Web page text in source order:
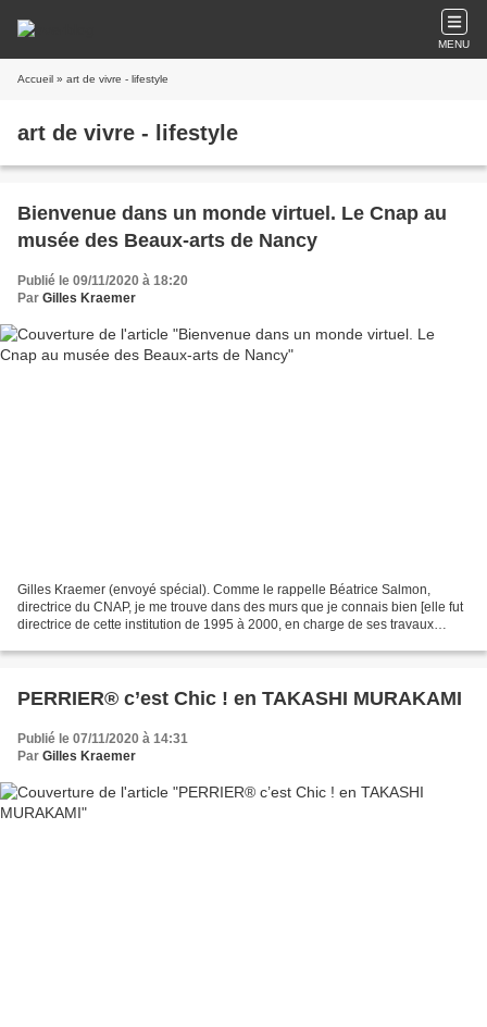
MENU
Accueil » art de vivre - lifestyle
art de vivre - lifestyle
Bienvenue dans un monde virtuel. Le Cnap au
musée des Beaux-arts de Nancy
Publié le 09/11/2020 à 18:20
Par Gilles Kraemer
Gilles Kraemer (envoyé spécial). Comme le rappelle Béatrice Salmon,
directrice du CNAP, je me trouve dans des murs que je connais bien [elle fut
directrice de cette institution de 1995 à 2000, en charge de ses travaux
PERRIER® c’est Chic ! en TAKASHI MURAKAMI
Publié le 07/11/2020 à 14:31
Par Gilles Kraemer